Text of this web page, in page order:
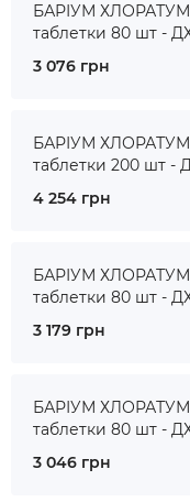
БАРІУМ ХЛОРАТУМ
таблетки 80 шт -
3 076 грн
БАРІУМ ХЛОРАТУМ
таблетки 200 шт -
4 254 грн
БАРІУМ ХЛОРАТУМ
таблетки 80 шт -
3 179 грн
БАРІУМ ХЛОРАТУМ
таблетки 80 шт -
3 046 грн